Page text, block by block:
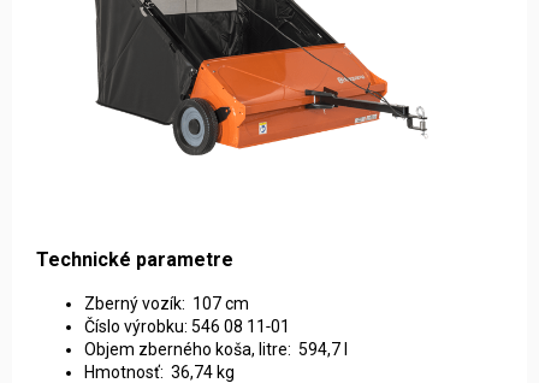
Technické parametre
Zberný vozík: 107 cm
Číslo výrobku: 546 08 11‑01
Objem zberného koša, litre: 594,7 l
Hmotnosť: 36,74 kg